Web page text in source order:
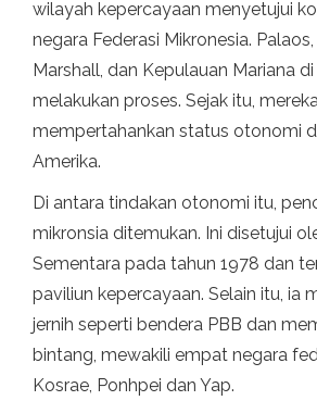
wilayah kepercayaan menyetujui
negara Federasi Mikronesia.
Marshall, dan Kepulauan Mariana
melakukan proses. Sejak itu,
mempertahankan status otonomi
Amerika.
Di antara tindakan otonomi itu,
mikronsia ditemukan. Ini disetujui
Sementara pada tahun 1978 dan
paviliun kepercayaan. Selain itu, ia
jernih seperti bendera PBB dan
bintang, mewakili empat negara
Kosrae, Ponhpei dan Yap.